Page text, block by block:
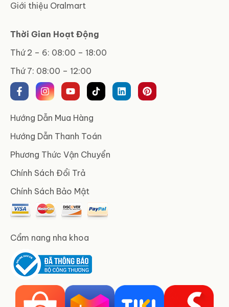
Giới thiệu Oralmart
Thời Gian Hoạt Động
Thứ 2 – 6: 08:00 – 18:00
Thứ 7: 08:00 – 12:00
Hướng Dẫn Mua Hàng
Hướng Dẫn Thanh Toán
Phương Thức Vận Chuyển
Chính Sách Đổi Trả
Chính Sách Bảo Mật
Cẩm nang nha khoa